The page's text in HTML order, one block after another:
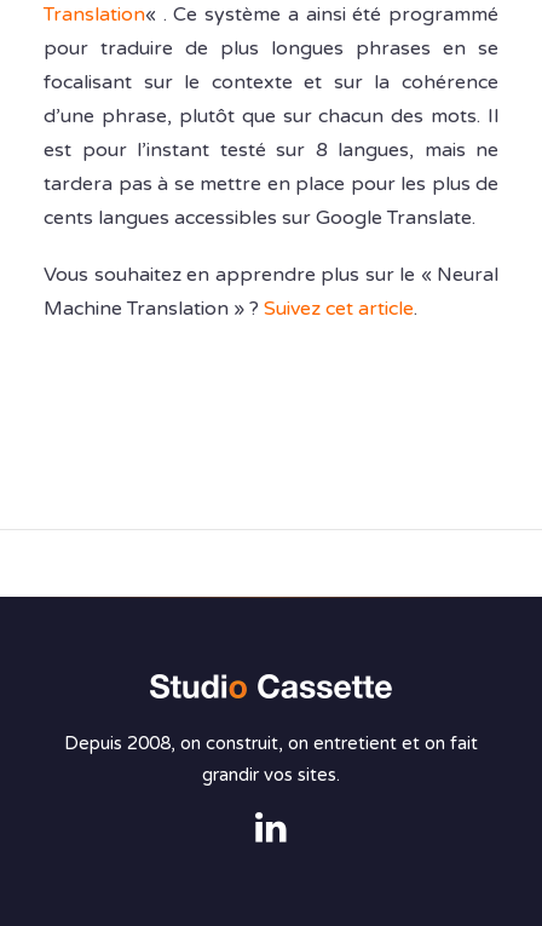
Translation« . Ce système a ainsi été programmé
pour traduire de plus longues phrases en se
focalisant sur le contexte et sur la cohérence
d’une phrase, plutôt que sur chacun des mots. Il
est pour l’instant testé sur 8 langues, mais ne
tardera pas à se mettre en place pour les plus de
cents langues accessibles sur Google Translate.
Vous souhaitez en apprendre plus sur le « Neural
Machine Translation » ? Suivez cet article.
Depuis 2008, on construit, on entretient et on fait
grandir vos sites.